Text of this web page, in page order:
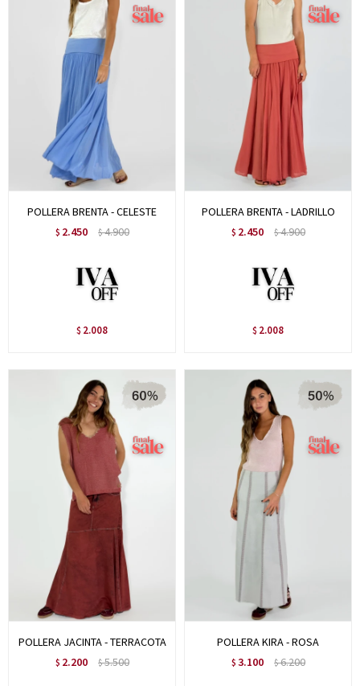
POLLERA BRENTA - CELESTE
$ 2.450 $4.900
$ 2.008
POLLERA BRENTA - LADRILLO
$ 2.450 $4.900
$ 2.008
POLLERA JACINTA - TERRACOTA
$ 2.200 $5.500
POLLERA KIRA - ROSA
$ 3.100 $6.200